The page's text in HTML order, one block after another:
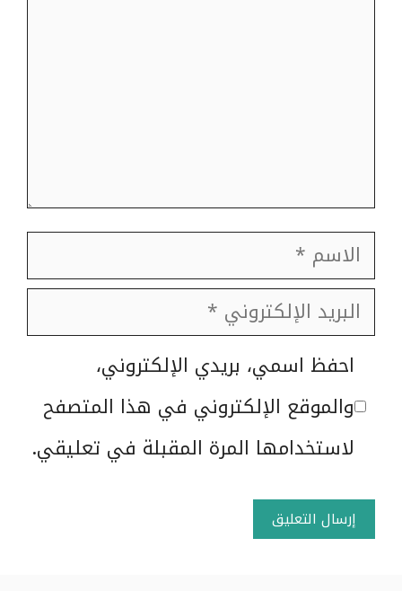
الاسم
البريد
الإلكتروني
الموقع
الإلكتروني
احفظ اسمي، بريدي الإلكتروني،
والموقع الإلكتروني في هذا المتصفح
لاستخدامها المرة المقبلة في تعليقي.